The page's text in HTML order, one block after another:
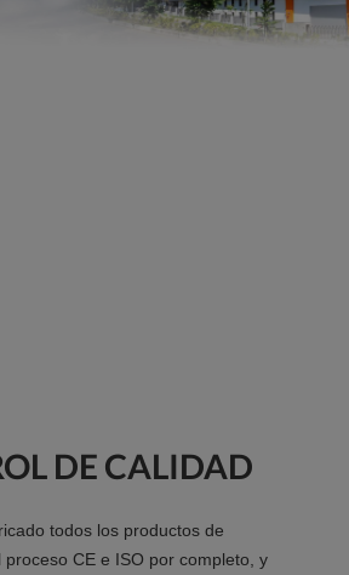
DE CALIDAD
todos los productos de
CE e ISO por completo, y